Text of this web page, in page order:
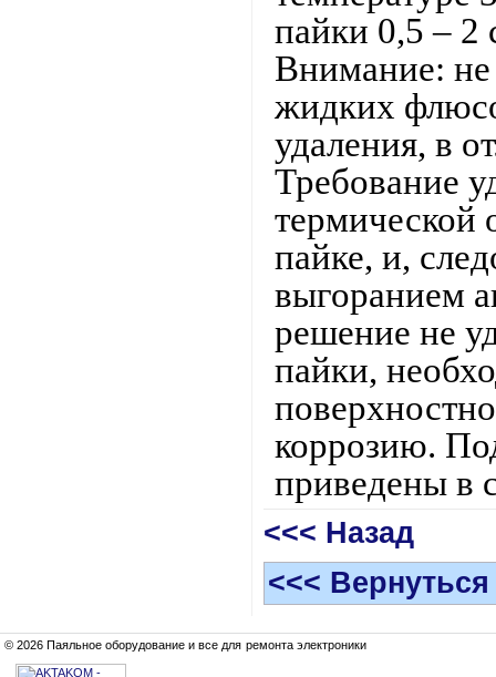
пайки 0,5 – 2
Внимание: не
жидких
удаления, в
Требование
термической
пайке, и,
выгоранием
решение не
пайки,
коррозию.
приведены в
<<< Назад
<<<
© 2026 Паяльное оборудование и все для ремонта электроники